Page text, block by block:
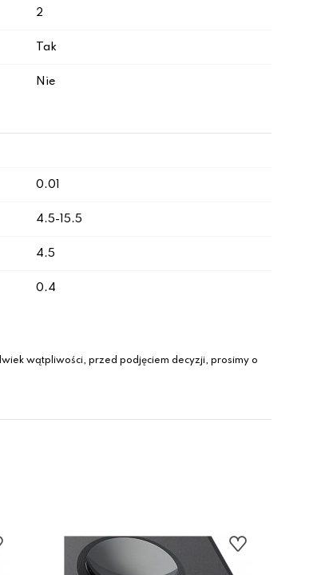
2
Tak
Nie
0.01
4.5-15.5
4.5
0.4
wątpliwości, przed podjęciem decyzji, prosimy o